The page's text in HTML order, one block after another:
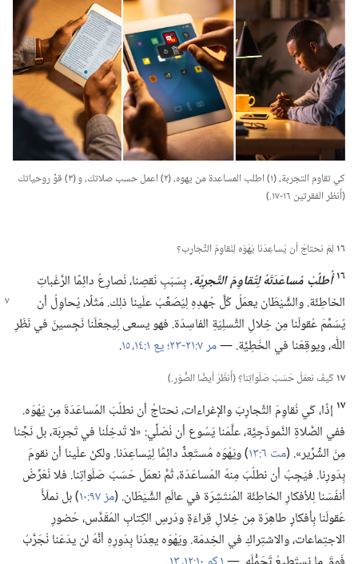
كي تقاوم التجربة،‏ (‏١)‏ اطلب المساعدة من يهوه،‏ (‏٢)‏ اعمل حسب صلاتك،‏ و (‏٣)‏ قوِّ روحياتك
(‏أُنظر الفقرتين ١٦-‏١٧.‏)‏
١٦ لِمَ نحتاجُ أن يُساعِدَنا يَهْوَه لِنُقاوِمَ التَّجارِب؟‏
١٦ أُطلُبْ مُساعَدَتَهُ لِتُقاوِمَ التَّجرِبَة.‏بِسَبَبِ نَقصِنا،‏ نُصارِعُ دائِمًا الرَّغَباتِ
الخاطِئَة.‏ والشَّيْطَانيعمَلُ كُلَّ جُهدِهِ لِيُصَعِّبَ علَينا ذلِك.‏ مَثَلًا،‏ يُحاوِلُ أن
يُسَمِّمَ عُقولَنا مِن خِلالِ التَّسلِيَةِ الفاسِدَة.‏ فهو يسعى لِيجعَلَنا نَجِسينَ في نَظَرِ
اللّٰه،‏ ويوقِعَنا في الخَطِيَّة.‏ —‏مر ٧:‏٢١-‏٢٣؛‏ يع ١:‏١٤،‏ ١٥ ‏.‏
١٧كَيفَ نعمَلُ حَسَبَ صَلَواتِنا؟‏ (‏أُنظُرْ أيضًا الصُّوَر.‏)‏
١٧ إذًا،‏ كَي نُقاوِمَ التَّجارِبَ والإغراءات،‏ نحتاجُ أن نطلُبَ المُساعَدَةَ مِن يَهْوَه.‏
ففي الصَّلاةِ النَّموذَجِيَّة،‏ علَّمَنا يَسُوع أن نُصَلِّي:‏ «لا تُدخِلْنا في تَجرِبَة،‏ بل نَجِّنا
مِنَ الشِّرِّير».‏ (‏مت ٦:‏١٣
‏)‏ ويَهْوَه مُستَعِدٌّ دائِمًا لِيُساعِدَنا.‏ ولكنْ علَينا أن نقومَ
بِدَورِنا.‏ فيَجِبُ أن نطلُبَ مِنهُ المُساعَدَة،‏ ثُمَّ نعمَلَ حَسَبَ صَلَواتِنا.‏ فلا نُعَرِّضُ
أنفُسَنا لِلأفكارِ الخاطِئَة المُنتَشِرَة في عالَمِ الشَّيْطَان.‏ (‏مز ٩٧:‏١٠
‏)‏ بل نملَأُ
عُقولَنا بِأفكارٍ طاهِرَة مِن خِلالِ قِراءَةِ ودَرسِ الكِتابِ المُقَدَّس،‏ حُضورِ
الاجتِماعات،‏ والاشتِراكِ في الخِدمَة.‏ ويَهْوَه يعِدُنا بِدَورِهِ أنَّهُ لن يدَعَنا نُجَرَّبُ